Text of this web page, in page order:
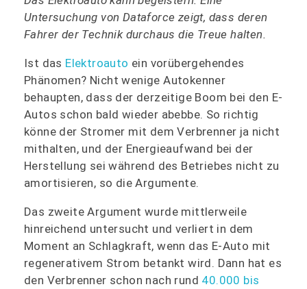
Untersuchung von Dataforce zeigt, dass deren
Fahrer der Technik durchaus die Treue halten.
Ist das Elektroauto ein vorübergehendes
Phänomen? Nicht wenige Autokenner
behaupten, dass der derzeitige Boom bei den E-
Autos schon bald wieder abebbe. So richtig
könne der Stromer mit dem Verbrenner ja nicht
mithalten, und der Energieaufwand bei der
Herstellung sei während des Betriebes nicht zu
amortisieren, so die Argumente.
Das zweite Argument wurde mittlerweile
hinreichend untersucht und verliert in dem
Moment an Schlagkraft, wenn das E-Auto mit
regenerativem Strom betankt wird. Dann hat es
den Verbrenner schon nach rund 40.000 bis